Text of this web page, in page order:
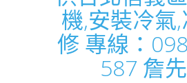
機,安裝冷氣
修 專線：
587 詹